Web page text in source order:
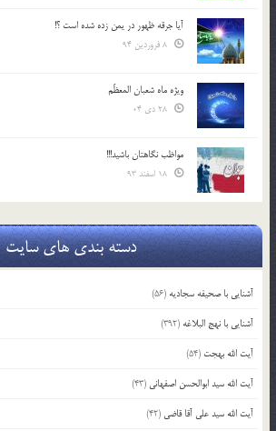
آیا جرقه ظهور در یمن زده شده است ؟!
ویژه ماه شعبان المعظّم
مواظب نگاهتان باشید!!!
دسته بندی های سایت
آشنایی با صحیفه سجادیه (56)
آشنایی با نهج البلاغه (392)
آیت الله بهجت (54)
آیت الله سید ابوالحسن اصفهانی (43)
آیت الله سید علی آقا قاضی (42)